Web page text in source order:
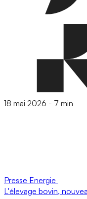
18 mai 2026 - 7 min
Presse Energie
L'élevage bovin,